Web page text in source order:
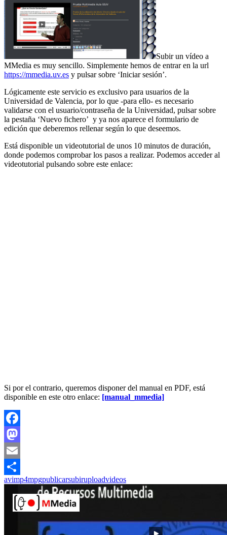
Subir un vídeo a
MMedia es muy sencillo. Simplemente hemos de entrar en la url
https://mmedia.uv.es y pulsar sobre ‘Iniciar sesión’.
Lógicamente este servicio es exclusivo para usuarios de la
Universidad de Valencia, por lo que -para ello- es necesario
validarse con el usuario/contraseña de la Universidad, pulsar sobre
la pestaña ‘Nuevo fichero’ y ya nos aparece el formulario de
edición que deberemos rellenar según lo que deseemos.
Está disponible un videotutorial de unos 10 minutos de duración,
donde podemos comprobar los pasos a realizar. Podemos acceder al
videotutorial pulsando sobre este enlace:
Si por el contrario, queremos disponer del manual en PDF, está
disponible en este otro enlace: [manual_mmedia]
Facebook
Mastodon
Email
Compartir
avimp4mpgpublicarsubiruploadvideos